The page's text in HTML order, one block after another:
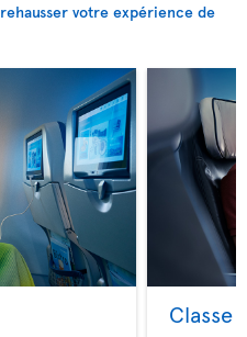
rehausser votre expérience de
Classe